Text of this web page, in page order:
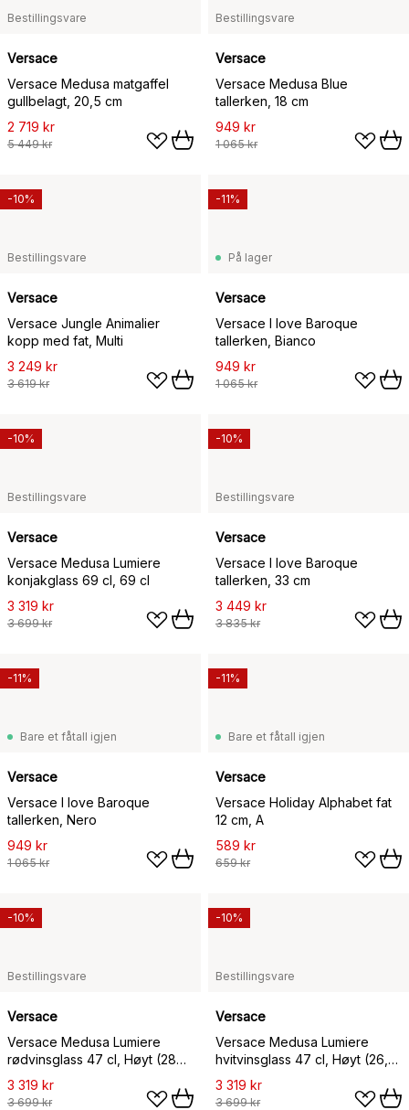
Bestillingsvare
Versace
Versace Medusa matgaffel
gullbelagt, 20,5 cm
2 719 kr
5 449 kr
Bestillingsvare
Versace
Versace Medusa Blue
tallerken, 18 cm
949 kr
1 065 kr
Bestillingsvare
Versace
Versace Jungle Animalier
kopp med fat, Multi
3 249 kr
3 619 kr
-10%
På lager
Versace
Versace I love Baroque
tallerken, Bianco
949 kr
1 065 kr
-11%
Bestillingsvare
Versace
Versace Medusa Lumiere
konjakglass 69 cl, 69 cl
3 319 kr
3 699 kr
-10%
Bestillingsvare
Versace
Versace I love Baroque
tallerken, 33 cm
3 449 kr
3 835 kr
-10%
Bare et fåtall igjen
Versace
Versace I love Baroque
tallerken, Nero
949 kr
1 065 kr
-11%
Bare et fåtall igjen
Versace
Versace Holiday Alphabet fat
12 cm, A
589 kr
659 kr
-11%
Bestillingsvare
Versace
Versace Medusa Lumiere
rødvinsglass 47 cl, Høyt (28
cm)
3 319 kr
3 699 kr
-10%
Bestillingsvare
Versace
Versace Medusa Lumiere
hvitvinsglass 47 cl, Høyt (26,3
cm)
3 319 kr
3 699 kr
-10%